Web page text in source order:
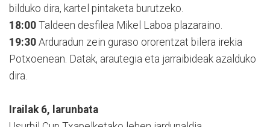
bilduko dira, kartel pintaketa burutzeko.
18:00 Taldeen desfilea Mikel Laboa plazaraino.
19:30 Arduradun zein guraso ororentzat bilera irekia
Potxoenean. Datak, arautegia eta jarraibideak azalduko
dira.
Irailak 6, larunbata